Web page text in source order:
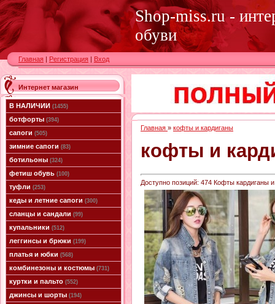
Shop-miss.ru -
обуви
Главная | Регистрация | Вход
Интернет магазин
В НАЛИЧИИ (1455)
ботфорты (394)
сапоги (505)
зимние сапоги (83)
ботильоны (324)
фетиш обувь (100)
туфли (253)
кеды и летние сапоги (300)
сланцы и сандали (99)
купальники (512)
леггинсы и брюки (199)
платья и юбки (568)
комбинезоны и костюмы (731)
куртки и пальто (552)
джинсы и шорты (194)
Главная » кофты и кардиганы
кофты и
Доступно позиций: 474 Кофты кардиганы